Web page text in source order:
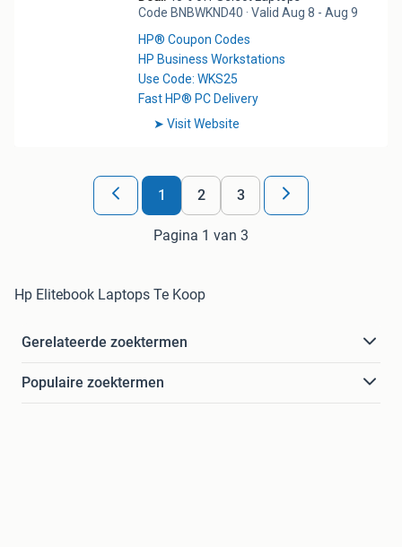
1 2 3
Pagina 1 van 3
Hp Elitebook Laptops Te Koop
Gerelateerde zoektermen
Populaire zoektermen